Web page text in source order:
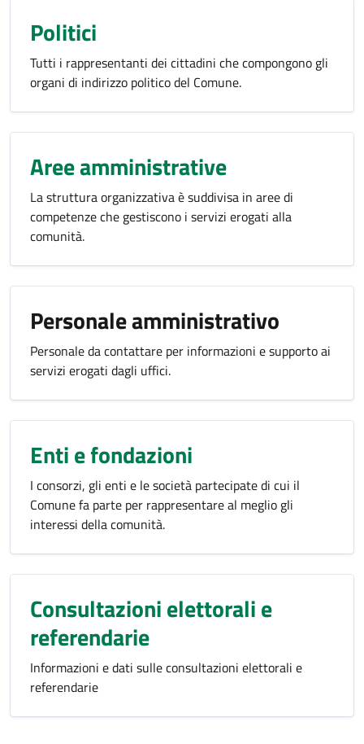
Politici
Tutti i rappresentanti dei cittadini che compongono gli
organi di indirizzo politico del Comune.
Aree amministrative
La struttura organizzativa è suddivisa in aree di
competenze che gestiscono i servizi erogati alla
comunità.
Personale amministrativo
Personale da contattare per informazioni e supporto ai
servizi erogati dagli uffici.
Enti e fondazioni
I consorzi, gli enti e le società partecipate di cui il
Comune fa parte per rappresentare al meglio gli
interessi della comunità.
Consultazioni elettorali e
referendarie
Informazioni e dati sulle consultazioni elettorali e
referendarie